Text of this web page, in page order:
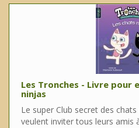
Les Tronches - Livre pour
ninjas
Le super Club secret des
veulent inviter tous leurs amis